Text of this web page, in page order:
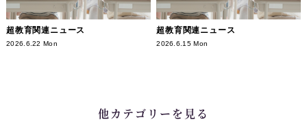
超教育関連ニュース
2026.6.22 Mon
超教育関連ニュース
2026.6.15 Mon
他カテゴリーを見る